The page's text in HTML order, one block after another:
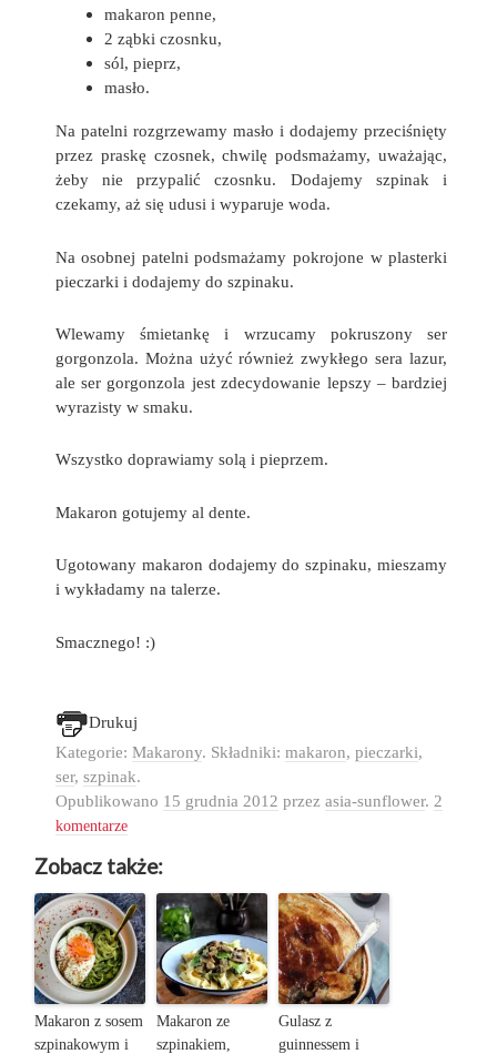
makaron penne,
2 ząbki czosnku,
sól, pieprz,
masło.
Na patelni rozgrzewamy masło i dodajemy przeciśnięty
przez praskę czosnek, chwilę podsmażamy, uważając,
żeby nie przypalić czosnku. Dodajemy szpinak i
czekamy, aż się udusi i wyparuje woda.
Na osobnej patelni podsmażamy pokrojone w plasterki
pieczarki i dodajemy do szpinaku.
Wlewamy śmietankę i wrzucamy pokruszony ser
gorgonzola. Można użyć również zwykłego sera lazur,
ale ser gorgonzola jest zdecydowanie lepszy – bardziej
wyrazisty w smaku.
Wszystko doprawiamy solą i pieprzem.
Makaron gotujemy al dente.
Ugotowany makaron dodajemy do szpinaku, mieszamy
i wykładamy na talerze.
Smacznego! :)
Drukuj
Kategorie: Makarony. Składniki: makaron, pieczarki,
ser, szpinak.
Opublikowano 15 grudnia 2012 przez asia-sunflower. 2
komentarze
Zobacz także:
Makaron z sosem
szpinakowym i
Makaron ze
szpinakiem,
Gulasz z
guinnessem i